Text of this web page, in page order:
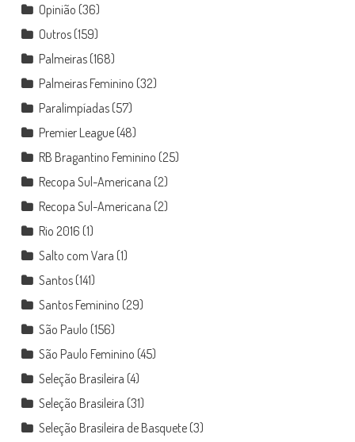
Opinião (36)
Outros(159)
Palmeiras(168)
Palmeiras Feminino (32)
Paralimpíadas(57)
Premier League(48)
RB Bragantino Feminino (25)
Recopa Sul-Americana (2)
Recopa Sul-Americana (2)
Rio 2016 (1)
Salto com Vara (1)
Santos(141)
Santos Feminino (29)
São Paulo (156)
São Paulo Feminino (45)
Seleção Brasileira (4)
Seleção Brasileira (31)
Seleção Brasileira de Basquete(3)